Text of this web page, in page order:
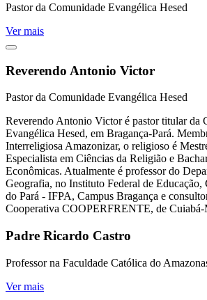
Pastor da Comunidade Evangélica Hesed
Ver mais
Reverendo Antonio Victor
Pastor da Comunidade Evangélica Hesed
Reverendo Antonio Victor é pastor titular da
Evangélica Hesed, em Bragança-Pará.
Interreligiosa Amazonizar, o religioso é
Especialista em Ciências da Religião e
Econômicas. Atualmente é professor do
Geografia, no Instituto Federal de Educação,
do Pará - IFPA, Campus Bragança e
Cooperativa COOPERFRENTE, de Cuiabá-
Padre Ricardo Castro
Professor na Faculdade Católica do
Ver mais